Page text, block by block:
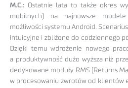
M.C.: Ostatnie lata to także okres
mobilnych) na najnowsze
możliwości systemu Android.
intuicyjne i zbliżone do codziennego
Dzięki temu wdrożenie nowego
a produktywność dużo wyższa niż
dedykowane moduły RMS (Returns
w procesowaniu zwrotów od klientów